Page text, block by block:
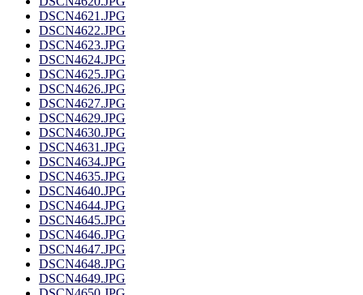
DSCN4621.JPG
DSCN4622.JPG
DSCN4623.JPG
DSCN4624.JPG
DSCN4625.JPG
DSCN4626.JPG
DSCN4627.JPG
DSCN4629.JPG
DSCN4630.JPG
DSCN4631.JPG
DSCN4634.JPG
DSCN4635.JPG
DSCN4640.JPG
DSCN4644.JPG
DSCN4645.JPG
DSCN4646.JPG
DSCN4647.JPG
DSCN4648.JPG
DSCN4649.JPG